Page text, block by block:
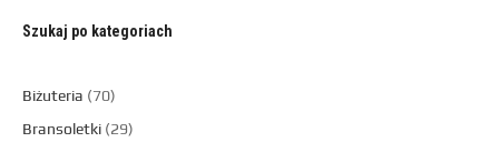
Szukaj po kategoriach
Biżuteria
70
Bransoletki 29